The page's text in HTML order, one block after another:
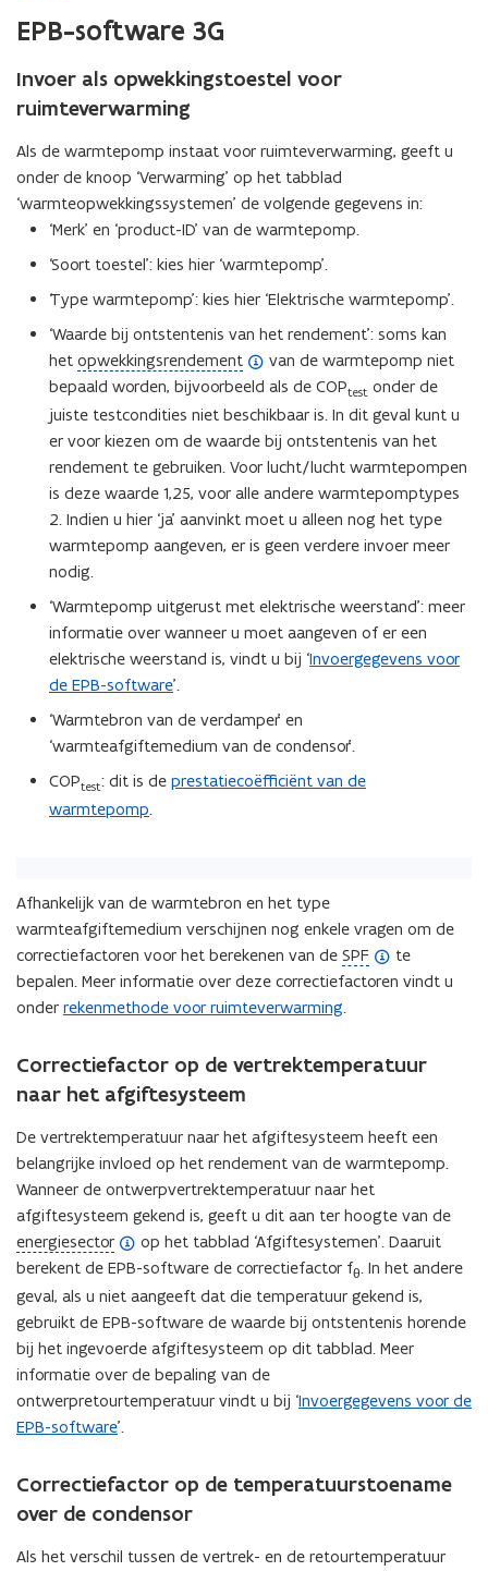
EPB-software 3G
Invoer als opwekkingstoestel voor
ruimteverwarming
Als de warmtepomp instaat voor ruimteverwarming, geeft u
onder de knoop ‘Verwarming’ op het tabblad
‘warmteopwekkingssystemen’ de volgende gegevens in:
‘Merk’ en ‘product-ID’ van de warmtepomp.
‘Soort toestel’: kies hier ‘warmtepomp’.
‘Type warmtepomp’: kies hier ‘Elektrische warmtepomp’.
‘Waarde bij ontstentenis van het rendement’: soms kan
het opwekkingsrendement
(
o
p
e
n
d
e
f
i
e
)
van de warmtepomp niet
bepaald worden, bijvoorbeeld als de COPtest onder de
juiste testcondities niet beschikbaar is. In dit geval kunt u
er voor kiezen om de waarde bij ontstentenis van het
rendement te gebruiken. Voor lucht/lucht warmtepompen
is deze waarde 1,25, voor alle andere warmtepomptypes
2. Indien u hier ‘ja’ aanvinkt moet u alleen nog het type
warmtepomp aangeven, er is geen verdere invoer meer
nodig.
‘Warmtepomp uitgerust met elektrische weerstand’: meer
informatie over wanneer u moet aangeven of er een
elektrische weerstand is, vindt u bij ‘Invoergegevens voor
de EPB-software’.
‘Warmtebron van de verdamper’ en
‘warmteafgiftemedium van de condensor’.
COPtest: dit is de prestatiecoëfficiënt van de
warmtepomp.
Afhankelijk van de warmtebron en het type
warmteafgiftemedium verschijnen nog enkele vragen om de
correctiefactoren voor het berekenen van de SPF
(
o
p
n
f
n
t
i
e
)
te
bepalen. Meer informatie over deze correctiefactoren vindt u
onder rekenmethode voor ruimteverwarming.
Correctiefactor op de vertrektemperatuur
naar het afgiftesysteem
De vertrektemperatuur naar het afgiftesysteem heeft een
belangrijke invloed op het rendement van de warmtepomp.
Wanneer de ontwerpvertrektemperatuur naar het
afgiftesysteem gekend is, geeft u dit aan ter hoogte van de
energiesector
(
o
p
e
n
d
e
f
n
t
i
op het tabblad ‘Afgiftesystemen’. Daaruit
berekent de EPB-software de correctiefactor fθ. In het andere
geval, als u niet aangeeft dat die temperatuur gekend is,
gebruikt de EPB-software de waarde bij ontstentenis horende
bij het ingevoerde afgiftesysteem op dit tabblad. Meer
informatie over de bepaling van de
ontwerpretourtemperatuur vindt u bij ‘Invoergegevens voor de
EPB-software’.
Correctiefactor op de temperatuurstoename
over de condensor
Als het verschil tussen de vertrek- en de retourtemperatuur